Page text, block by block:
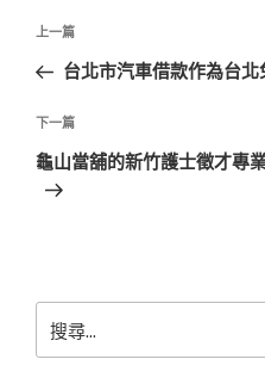
文
導
覽
上
一
文
章
上一篇
台北市汽車借款作為台
下
一
篇
下一篇
龜山當舖的新竹護士徵才專
尋